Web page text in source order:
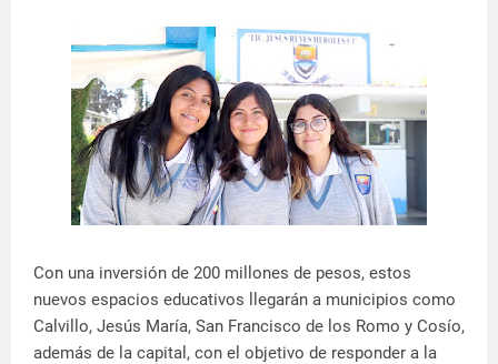
Con una inversión de 200 millones de pesos, estos
nuevos espacios educativos llegarán a municipios como
Calvillo, Jesús María, San Francisco de los Romo y Cosío,
además de la capital, con el objetivo de responder a la